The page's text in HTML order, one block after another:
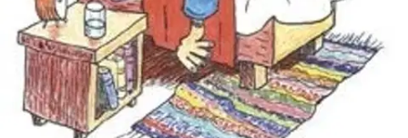
Näytä lisää tuotekuvausta
Ominaisuudet